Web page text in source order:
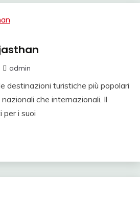
admin
destinazioni turistiche più popolari
che internazionali. Il
per i suoi